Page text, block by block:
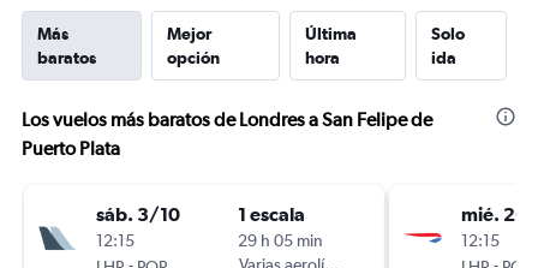
Más
baratos
Mejor
opción
Última
hora
Solo
ida
Los vuelos más baratos de Londres a San Felipe de
Puerto Plata
sáb. 3/10
12:15
1 escala
29 h 05 min
mié.
12:15